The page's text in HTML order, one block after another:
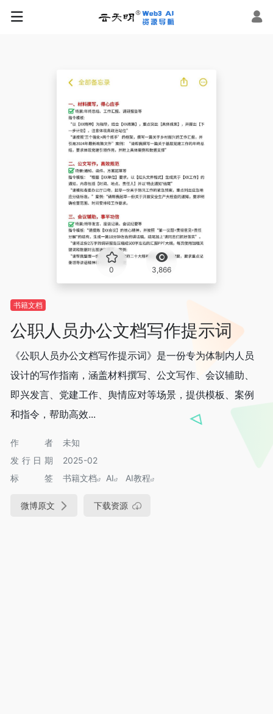
0 3,866
书籍文档
公职人员办公文档写作提示词
《公职人员办公文档写作提示词》是一份专为体制内人员
设计的写作指南，涵盖材料撰写、公文写作、会议辅助、
即兴发言、党建工作、舆情应对等场景，提供模板、案例
和指令，帮助高效...
作者
未知
发行日期
2025-02
标签
书籍文档 AI AI教程
微博原文 下载资源